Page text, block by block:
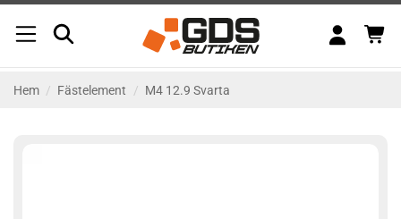
Hem / Fästelement / M4 12.9 Svarta